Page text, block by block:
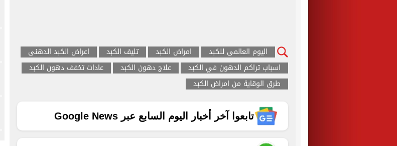
اليوم العالمى للكبد امراض الكبد تليف الكبد
اعراض الكبد الدهنى
اسباب تراكم الدهون في الكبد
علاج دهون الكبد
عادات تخفف دهون الكبد
طرق الوقاية من امراض الكبد
تابعوا آخر أخبار اليوم السابع عبر Google News